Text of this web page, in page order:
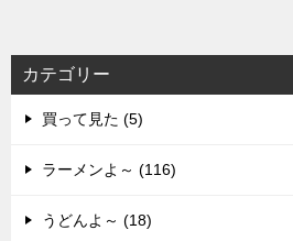
カテゴリー
買って見た (5)
ラーメンよ～ (116)
うどんよ～ (18)